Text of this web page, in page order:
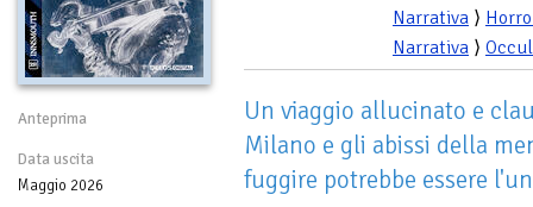
Anteprima
Data uscita
Maggio 2026
Narrativa ⟩
Narrativa ⟩
Un viaggio allucinato e
Milano e gli abissi della
fuggire potrebbe essere